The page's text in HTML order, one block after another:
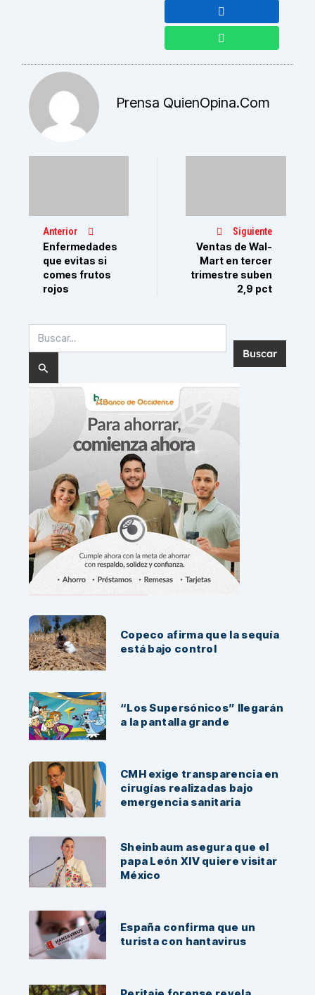
Prensa QuienOpina.com
Anterior
Enfermedades
que evitas si
comes frutos
rojos
Siguiente
Ventas de Wal-
Mart en tercer
trimestre suben
2,9 pct
por:
Copeco afirma que la sequía
está bajo control
“Los Supersónicos” llegarán
a la pantalla grande
CMH exige transparencia en
cirugías realizadas bajo
emergencia sanitaria
Sheinbaum asegura que el
papa León XIV quiere visitar
México
España confirma que un
turista con hantavirus